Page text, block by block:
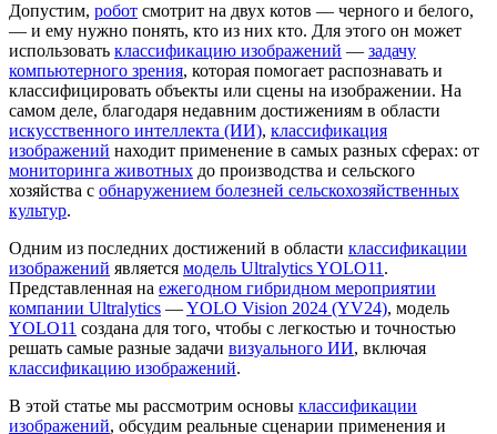
Допустим, робот смотрит на двух котов — черного и белого,
— и ему нужно понять, кто из них кто. Для этого он может
использовать классификацию изображений — задачу
компьютерного зрения, которая помогает распознавать и
классифицировать объекты или сцены на изображении. На
самом деле, благодаря недавним достижениям в области
искусственного интеллекта (ИИ), классификация
изображений находит применение в самых разных сферах: от
мониторинга животных до производства и сельского
хозяйства с обнаружением болезней сельскохозяйственных
культур.
Одним из последних достижений в области классификации
изображений является модель Ultralytics YOLO11 .
Представленная на ежегодном гибридном мероприятии
компании Ultralytics —YOLO Vision 2024 (YV24), модель
YOLO11 создана для того, чтобы с легкостью и точностью
решать самые разные задачи визуального ИИ, включая
классификацию изображений.
В этой статье мы рассмотрим основы классификации
изображений, обсудим реальные сценарии применения и